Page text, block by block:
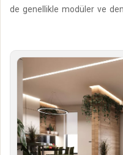
de genellikle modüler ve